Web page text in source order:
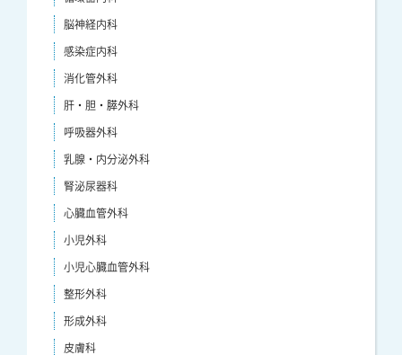
脳神経内科
感染症内科
消化管外科
肝・胆・膵外科
呼吸器外科
乳腺・内分泌外科
腎泌尿器科
心臓血管外科
小児外科
小児心臓血管外科
整形外科
形成外科
皮膚科